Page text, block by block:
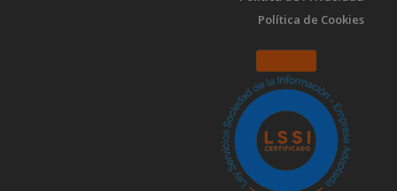
Política de Cookies